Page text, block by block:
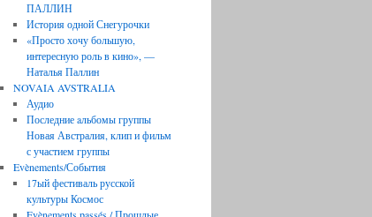
ПАЛЛИН
История одной Снегурочки
«Просто хочу большую,
интересную роль в кино», —
Наталья Паллин
NOVAIA AVSTRALIA
Аудио
Последние aльбомы группы
Новая Австралия, клип и фильм
с участием группы
Evènements/События
17ый фестиваль русской
культуры Космос